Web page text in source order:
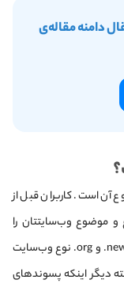
دامنه مقاله‌ی
آن است. کاربران قبل از
موضوع وب‌سایتتان را
تشخیص می‌دهند. برای مثال، پسوندهای دامنه news. و org. نوع وب‌سایت
دیگر اینکه پسوندهای